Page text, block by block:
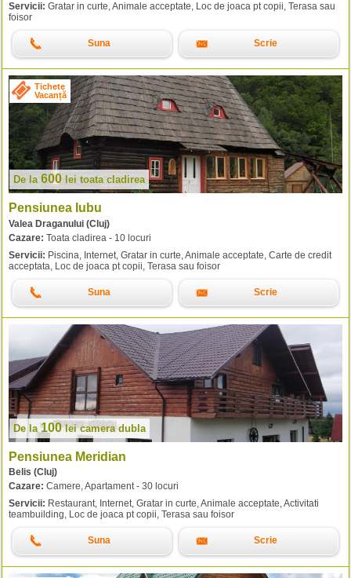
Servicii: Gratar in curte, Animale acceptate, Loc de joaca pt copii, Terasa sau
foisor
Suna Scrie
Tichete
Vacanță
De la 600 lei toata cladirea
Pensiunea Iubu
Valea Draganului (Cluj)
Cazare: Toata cladirea - 10 locuri
Servicii: Piscina, Internet, Gratar in curte, Animale acceptate, Carte de credit
acceptata, Loc de joaca pt copii, Terasa sau foisor
Suna Scrie
De la100leicamera dubla
Pensiunea Meridian
Belis (Cluj)
Cazare: Camere, Apartament - 30 locuri
Servicii: Restaurant, Internet, Gratar in curte, Animale acceptate, Activitati
teambuilding, Loc de joaca pt copii, Terasa sau foisor
Suna Scrie